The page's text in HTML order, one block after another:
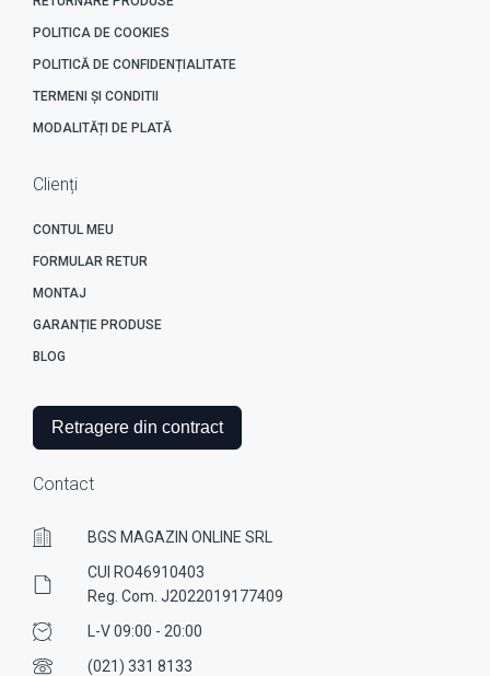
POLITICA DE COOKIES
POLITICĂ DE CONFIDENȚIALITATE
TERMENI ȘI CONDITII
MODALITĂȚI DE PLATĂ
Clienți
CONTUL MEU
FORMULAR RETUR
MONTAJ
GARANȚIE PRODUSE
BLOG
Retragere din contract
Contact
BGS MAGAZIN ONLINE SRL
CUI RO46910403
Reg. Com. J2022019177409
L-V 09:00 - 20:00
(021) 331 8133